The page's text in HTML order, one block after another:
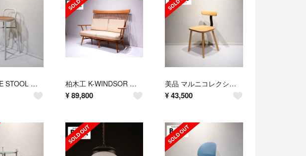
マジス PIPE STOOL パイプスツール ハイチェア カウンターチェア 柏木工 K-WINDSOR グランソファ LC66 2人掛け ソファ
¥ 89,800
美品 マルニコレクション T&O チェア デザイナーズ 名作
¥43,500